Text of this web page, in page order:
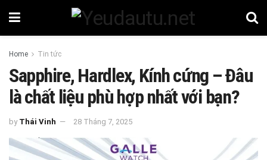
Home Tin tức
Sapphire, Hardlex, Kính cứng – Đâu
là chất liệu phù hợp nhất với bạn?
by Thái Vinh 28 Tháng 7, 2025